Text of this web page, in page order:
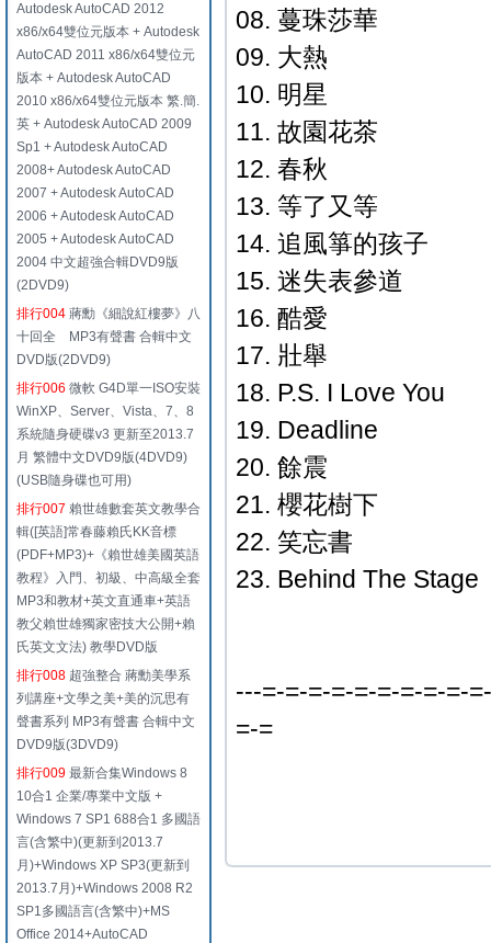
Autodesk AutoCAD 2012
x86/x64雙位元版本 + Autodesk
AutoCAD 2011 x86/x64雙位元
版本 + Autodesk AutoCAD
2010 x86/x64雙位元版本 繁.簡.
英 + Autodesk AutoCAD 2009
Sp1 + Autodesk AutoCAD
2008+ Autodesk AutoCAD
2007 + Autodesk AutoCAD
2006 + Autodesk AutoCAD
2005 + Autodesk AutoCAD
2004 中文超強合輯DVD9版
(2DVD9)
排行004 蔣勳《細說紅樓夢》八
十回全 MP3有聲書 合輯中文
DVD版(2DVD9)
排行006 微軟 G4D單一ISO安裝
WinXP、Server、Vista、7、8
系統隨身硬碟v3 更新至2013.7
月 繁體中文DVD9版(4DVD9)
(USB隨身碟也可用)
排行007 賴世雄數套英文教學合
輯([英語]常春藤賴氏KK音標
(PDF+MP3)+《賴世雄美國英語
教程》入門、初級、中高級全套
MP3和教材+英文直通車+英語
教父賴世雄獨家密技大公開+賴
氏英文文法) 教學DVD版
排行008 超強整合 蔣勳美學系
列講座+文學之美+美的沉思有
聲書系列 MP3有聲書 合輯中文
DVD9版(3DVD9)
排行009 最新合集Windows 8
10合1 企業/專業中文版 +
Windows 7 SP1 688合1 多國語
言(含繁中)(更新到2013.7
月)+Windows XP SP3(更新到
2013.7月)+Windows 2008 R2
SP1多國語言(含繁中)+MS
Office 2014+AutoCAD
08. 蔓珠莎華
09. 大熱
10. 明星
11. 故園花茶
12. 春秋
13. 等了又等
14. 追風箏的孩子
15. 迷失表參道
16. 酷愛
17. 壯舉
18. P.S. I Love You
19. Deadline
20. 餘震
21. 櫻花樹下
22. 笑忘書
23. Behind The Stage
---=-=-=-=-=-=-=-=-=-
=-=